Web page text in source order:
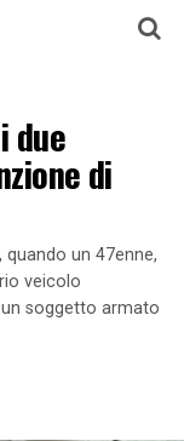
due
di
quando un 47enne,
veicolo
soggetto armato